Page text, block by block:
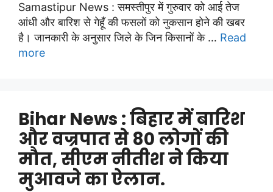
Samastipur News : समस्तीपुर में गुरुवार को आई तेज
आंधी और बारिश से गेहूँ की फसलों को नुकसान होने की खबर
है। जानकारी के अनुसार जिले के जिन किसानों के … Read
more
Bihar News : बिहार में बारिश
और वज्रपात से 80 लोगों की
मौत, सीएम नीतीश ने किया
मुआवजे का ऐलान.